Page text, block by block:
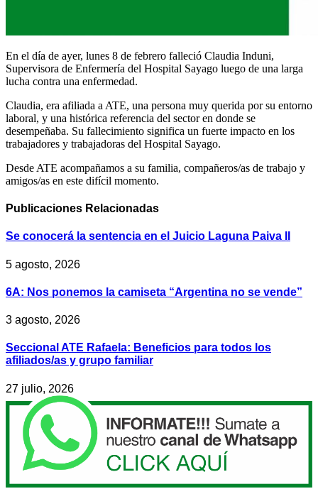
En el día de ayer, lunes 8 de febrero falleció Claudia Induni,
Supervisora de Enfermería del Hospital Sayago luego de una larga
lucha contra una enfermedad.
Claudia, era afiliada a ATE, una persona muy querida por su entorno
laboral, y una histórica referencia del sector en donde se
desempeñaba. Su fallecimiento significa un fuerte impacto en los
trabajadores y trabajadoras del Hospital Sayago.
Desde ATE acompañamos a su familia, compañeros/as de trabajo y
amigos/as en este difícil momento.
Publicaciones Relacionadas
Se conocerá la sentencia en el Juicio Laguna Paiva II
5 agosto, 2026
6A: Nos ponemos la camiseta “Argentina no se vende”
3 agosto, 2026
Seccional ATE Rafaela: Beneficios para todos los
afiliados/as y grupo familiar
27 julio, 2026